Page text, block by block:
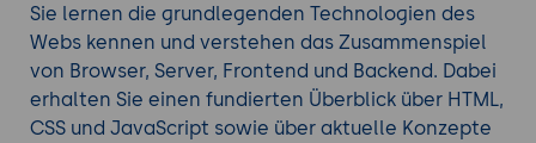
Sie lernen die grundlegenden Technologien des
Webs kennen und verstehen das Zusammenspiel
von Browser, Server, Frontend und Backend. Dabei
erhalten Sie einen fundierten Überblick über HTML,
CSS und JavaScript sowie über aktuelle Konzepte